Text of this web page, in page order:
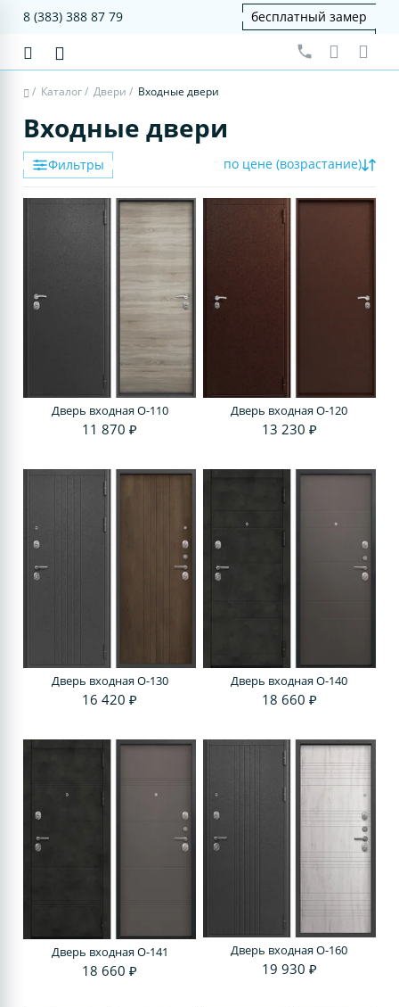
8 (383) 388 87 79 бесплатный замер
/ Каталог/ Двери / Входные двери
Входные двери
Фильтры по цене (возрастание)
Дверь входная O-110
11 870 ₽
Дверь входная O-120
13 230 ₽
Дверь входная O-130
16 420 ₽
Дверь входная O-140
18 660 ₽
Дверь входная O-141
18 660 ₽
Дверь входная O-160
19 930 ₽